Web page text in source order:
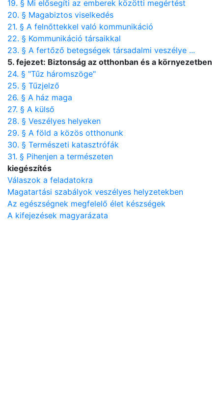
19. § Mi elősegíti az emberek közötti megértést
20. § Magabiztos viselkedés
21. § A felnőttekkel való kommunikáció
22. § Kommunikáció társaikkal
23. § A fertőző betegségek társadalmi veszélye ...
5. fejezet: Biztonság az otthonban és a környezetben
24. § "Tűz háromszöge"
25. § Tűzjelző
26. § A ház maga
27. § A külső
28. § Veszélyes helyeken
29. § A föld a közös otthonunk
30. § Természeti katasztrófák
31. § Pihenjen a természeten
kiegészítés
Válaszok a feladatokra
Magatartási szabályok veszélyes helyzetekben
Az egészségnek megfelelő élet készségek
A kifejezések magyarázata